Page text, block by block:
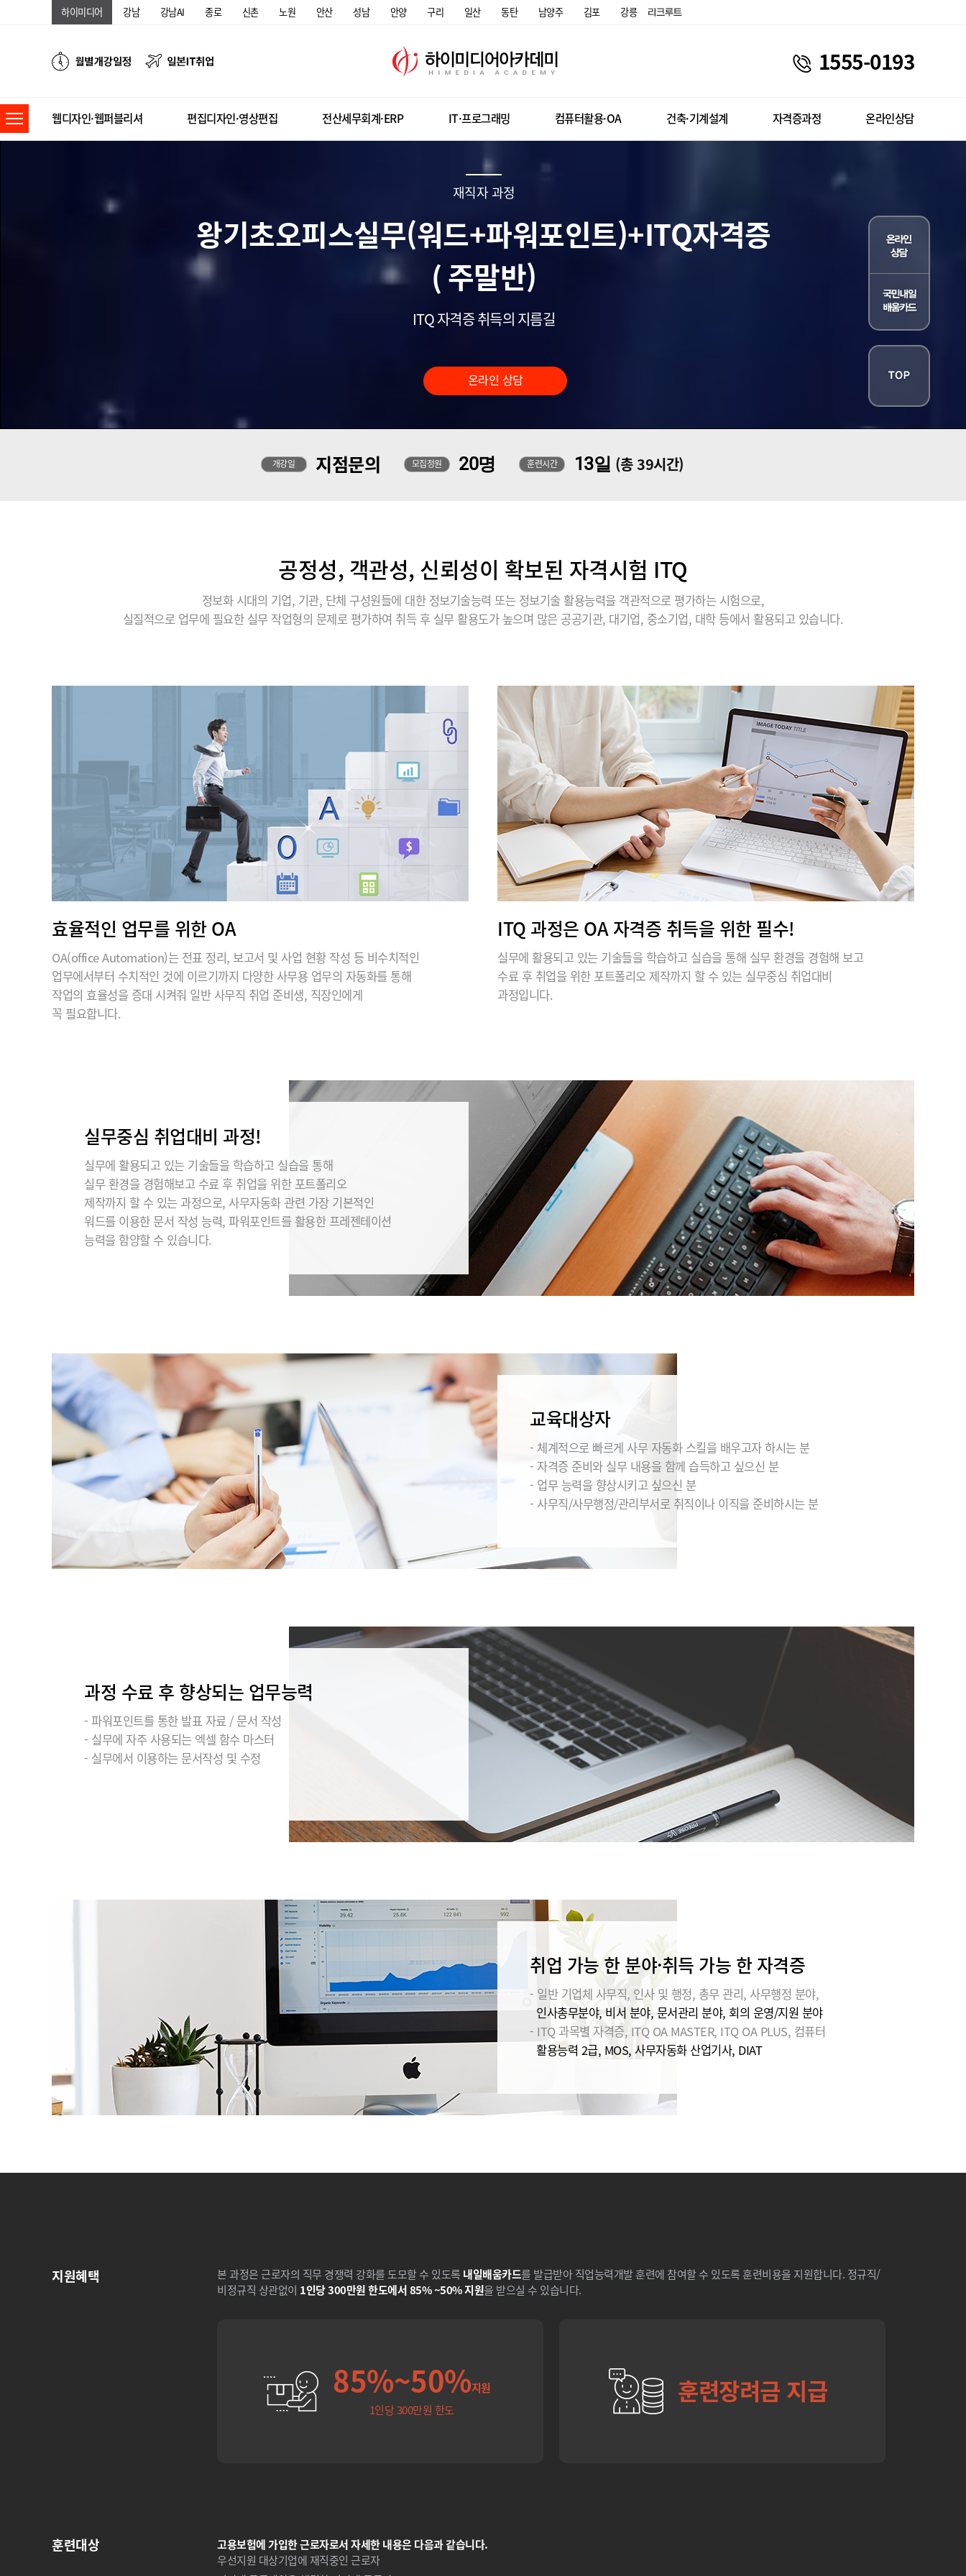
하이미디어 강남 강남AI 종로 신촌 노원 안산 성남 안양 구리 일산 동탄 남양주 김포 강릉
1555-0193
웹디자인·웹퍼블리셔 편집디자인·영상편집 전산세무회계·ERP IT·프로그래밍 컴퓨터활용·OA 건축·기계설계 자격증과정 온라인상담
재직자 과정
왕기초오피스실무(워드+파워포인트)+ITQ자격증
( 주말반)
ITQ 자격증 취득의 지름길
온라인 상담
개강일 지점문의 모집정원 20명 훈련시간 13일 (총 39시간)
공정성, 객관성, 신뢰성이 확보된 자격시험 ITQ
정보화 시대의 기업, 기관, 단체 구성원들에 대한 정보기술능력 또는 정보기술 활용능력을 객관적으로 평가하는 시험으로,
실질적으로 업무에 필요한 실무 작업형의 문제로 평가하여 취득 후 실무 활용도가 높으며 많은 공공기관, 대기업, 중소기업, 대학 등에서 활용되고 있습니다.
효율적인 업무를 위한 OA
OA(office Automation)는 전표 정리, 보고서 및 사업 현황 작성 등 비수치적인
업무에서부터 수치적인 것에 이르기까지 다양한 사무용 업무의 자동화를 통해
작업의 효율성을 증대 시켜줘 일반 사무직 취업 준비생, 직장인에게
꼭 필요합니다.
ITQ 과정은 OA 자격증 취득을 위한 필수!
실무에 활용되고 있는 기술들을 학습하고 실습을 통해 실무 환경을 경험해 보고
수료 후 취업을 위한 포트폴리오 제작까지 할 수 있는 실무중심 취업대비
과정입니다.
실무중심 취업대비 과정!
실무에 활용되고 있는 기술들을 학습하고 실습을 통해
실무 환경을 경험해보고 수료 후 취업을 위한 포트폴리오
제작까지 할 수 있는 과정으로, 사무자동화 관련 가장 기본적인
워드를 이용한 문서 작성 능력, 파워포인트를 활용한 프레젠테이션
능력을 함양할 수 있습니다.
교육대상자
- 체계적으로 빠르게 사무 자동화 스킬을 배우고자 하시는 분
- 자격증 준비와 실무 내용을 함께 습득하고 싶으신 분
- 업무 능력을 향상시키고 싶으신 분
- 사무직/사무행정/관리부서로 취직이나 이직을 준비하시는 분
과정 수료 후 향상되는 업무능력
- 파워포인트를 통한 발표 자료 / 문서 작성
- 실무에 자주 사용되는 엑셀 함수 마스터
- 실무에서 이용하는 문서작성 및 수정
취업 가능 한 분야·취득 가능 한 자격증
- 일반 기업체 사무직, 인사 및 행정, 총무 관리, 사무행정 분야,
인사총무분야, 비서 분야, 문서관리 분야, 회의 운영/지원 분야
- ITQ 과목별 자격증, ITQ OA MASTER, ITQ OA PLUS, 컴퓨터
활용능력 2급, MOS, 사무자동화 산업기사, DIAT
지원혜택 본 과정은 근로자의 직무 경쟁력 강화를 도모할 수 있도록 내일배움카드를 발급받아 직업능력개발 훈련에 참여할 수 있도록 훈련비용을 지원합니다. 정규직/
비정규직 상관없이 1인당 300만원 한도에서 85% ~50% 지원을 받으실 수 있습니다.
85%~50%지원
1인당 300만원 한도
훈련장려금 지급
훈련대상
고용보험에 가입한 근로자로서 자세한 내용은 다음과 같습니다.
우선지원 대상기업에 재직중인 근로자